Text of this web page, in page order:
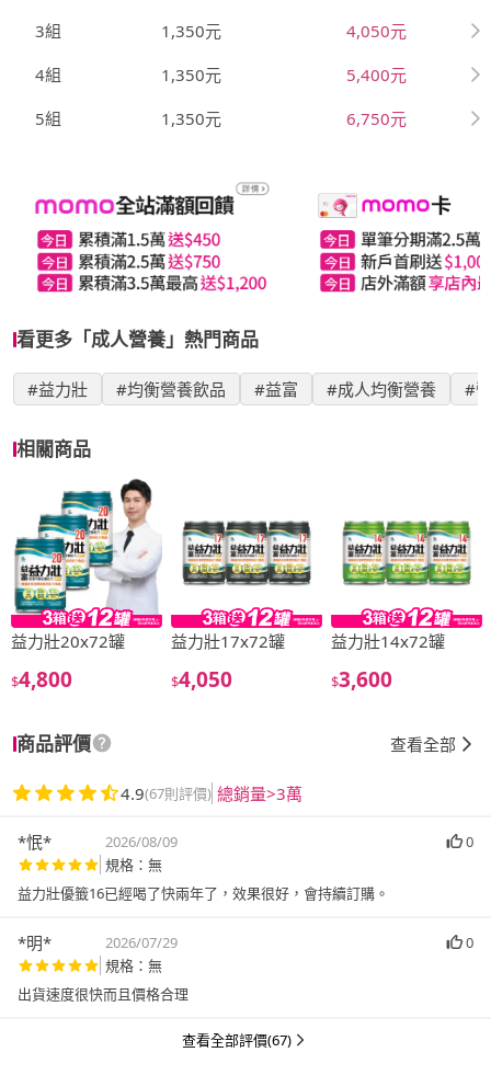
3組
1,350元
4,050元
4組
1,350元
5,400元
5組
1,350元 6,750元
看更多「成人營養」熱門商品
#益力壯 #均衡營養飲品 #益富 #成人均衡營養 #
相關商品
益力壯20x72罐
$4,800
益力壯17x72罐
$4,050
益力壯14x72罐
$3,600
商品評價 查看全部
4.9(67則評價) 總銷量>3萬
*怋* 2026/08/09
0
規格：無
益力壯優籤16已經喝了快兩年了，效果很好，會持續訂購。
*明* 2026/07/29
0
規格：無
出貨速度很快而且價格合理
查看全部評價(67)